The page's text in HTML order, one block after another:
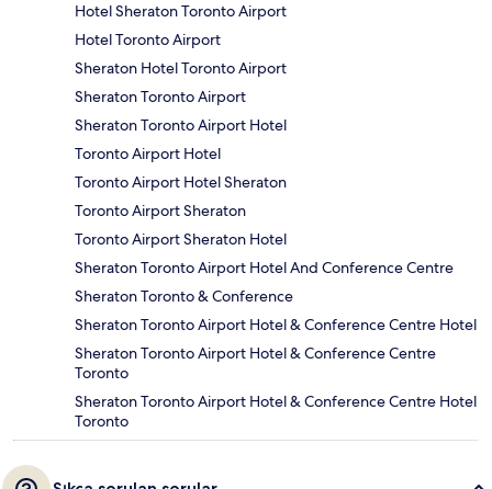
Hotel Sheraton Toronto Airport
Hotel Toronto Airport
Sheraton Hotel Toronto Airport
Sheraton Toronto Airport
Sheraton Toronto Airport Hotel
Toronto Airport Hotel
Toronto Airport Hotel Sheraton
Toronto Airport Sheraton
Toronto Airport Sheraton Hotel
Sheraton Toronto Airport Hotel And Conference Centre
Sheraton Toronto & Conference
Sheraton Toronto Airport Hotel & Conference Centre Hotel
Sheraton Toronto Airport Hotel & Conference Centre
Toronto
Sheraton Toronto Airport Hotel & Conference Centre Hotel
Toronto